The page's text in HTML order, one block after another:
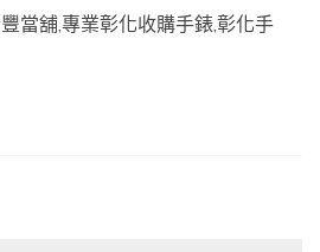
當舖,專業彰化收購手錶,彰化手